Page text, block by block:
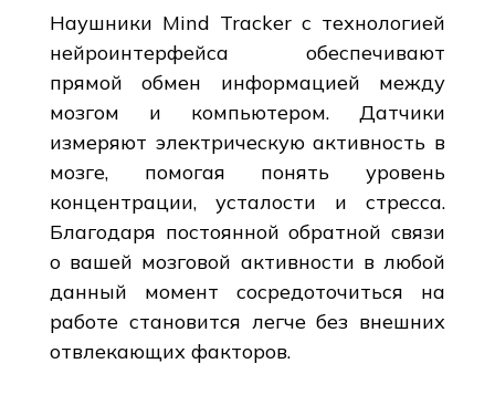
Наушники Mind Tracker с технологией
нейроинтерфейса обеспечивают
прямой обмен информацией между
мозгом и компьютером. Датчики
измеряют электрическую активность в
мозге, помогая понять уровень
концентрации, усталости и стресса.
Благодаря постоянной обратной связи
о вашей мозговой активности в любой
данный момент сосредоточиться на
работе становится легче без внешних
отвлекающих факторов.